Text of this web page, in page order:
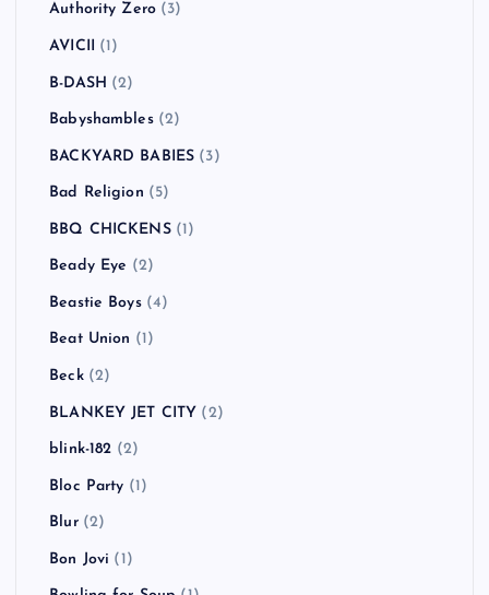
Authority Zero (3)
AVICII (1)
B-DASH (2)
Babyshambles(2)
BACKYARD BABIES (3)
Bad Religion (5)
BBQ CHICKENS(1)
Beady Eye (2)
Beastie Boys(4)
Beat Union (1)
Beck(2)
BLANKEY JET CITY (2)
blink-182 (2)
Bloc Party (1)
Blur(2)
Bon Jovi (1)